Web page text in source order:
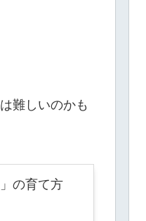
難しいのかも
の育て方